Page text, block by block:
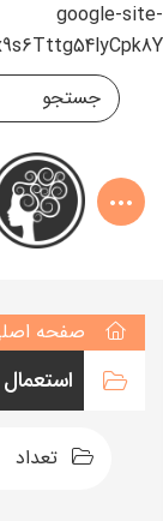
google-site-
صفحه
تعداد